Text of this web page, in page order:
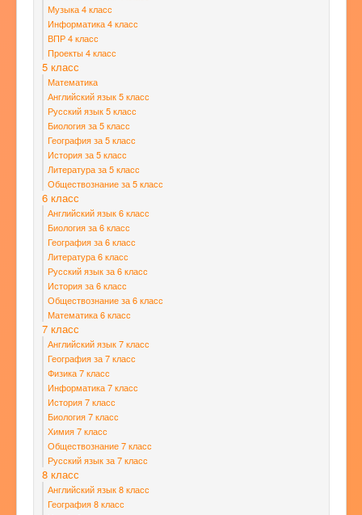
Музыка 4 класс
Информатика 4 класс
ВПР 4 класс
Проекты 4 класс
5 класс
Математика
Английский язык 5 класс
Русский язык 5 класс
Биология за 5 класс
География за 5 класс
История за 5 класс
Литература за 5 класс
Обществознание за 5 класс
6 класс
Английский язык 6 класс
Биология за 6 класс
География за 6 класс
Литература 6 класс
Русский язык за 6 класс
История за 6 класс
Обществознание за 6 класс
Математика 6 класс
7 класс
Английский язык 7 класс
География за 7 класс
Физика 7 класс
Информатика 7 класс
История 7 класс
Биология 7 класс
Химия 7 класс
Обществознание 7 класс
Русский язык за 7 класс
8 класс
Английский язык 8 класс
География 8 класс